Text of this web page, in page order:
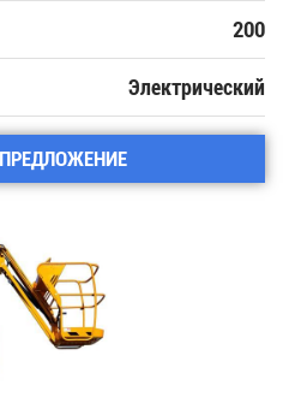
200
Электрический